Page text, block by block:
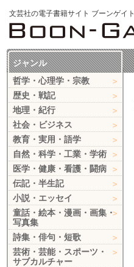
文芸社の電子書籍サイト ブーンゲイト
ジャンル
哲学・心理学・宗教
歴史・戦記
地理・紀行
社会・ビジネス
教育・実用・語学
自然・科学・工業・学術
医学・健康・看護・闘病
伝記・半生記
小説・エッセイ
童話・絵本・漫画・画集・
写真集
詩集・俳句・短歌
芸術・芸能・スポーツ・
サブカルチャー